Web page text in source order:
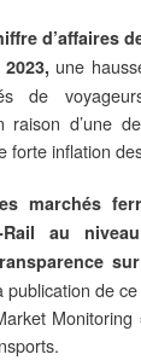
d’affaires
une
de
raison d’une
forte inflation
marchés
Rail au
publication de
Monitoring